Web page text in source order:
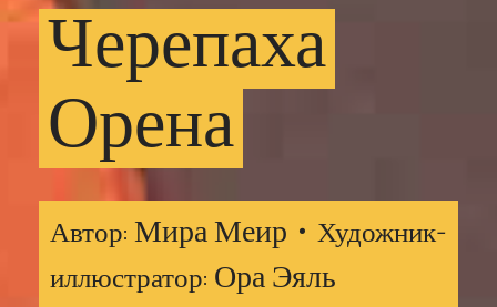
Черепаха
Орена
Автор: Мира Меир • Художник-
иллюстратор: Ора Эяль